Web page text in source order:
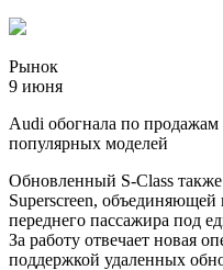
Рынок
9 июня
Audi обогнала по
популярных моделей
Обновленный S-Class
Superscreen,
переднего пассажира под
За работу отвечает новая
поддержкой удаленных